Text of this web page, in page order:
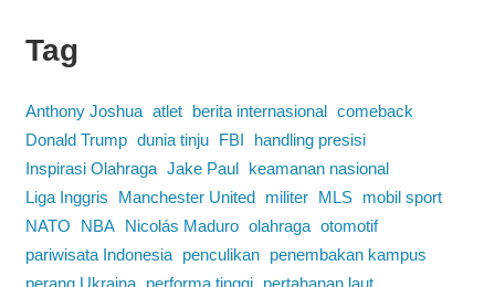
Tag
Anthony Joshua atlet berita internasional comeback
Donald Trump dunia tinju FBI
handling presisi
Inspirasi Olahraga Jake Paul
keamanan nasional
Liga Inggris
Manchester United militer MLS
mobil sport
NATO
NBA Nicolás Maduro olahraga otomotif
pariwisata Indonesia
penculikan
penembakan kampus
perang Ukraina
performa tinggi pertahanan laut